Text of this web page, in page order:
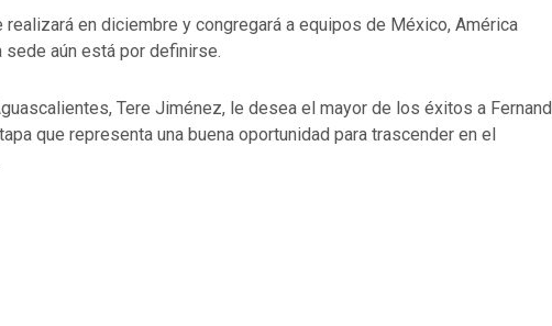
realizará en diciembre y congregará a equipos de México, América
sede aún está por definirse.
Tere Jiménez, le desea el mayor de los éxitos a
que representa una buena oportunidad para trascender en el